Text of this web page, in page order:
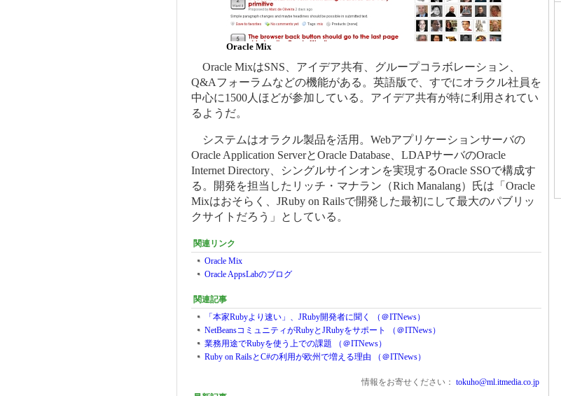
Oracle Mix
Oracle MixはSNS、アイデア共有、グループコラボレーション、
Q&Aフォーラムなどの機能がある。英語版で、すでにオラクル社員を
中心に1500人ほどが参加している。アイデア共有が特に利用されてい
るようだ。
システムはオラクル製品を活用。Webアプリケーションサーバの
Oracle Application ServerとOracle Database、LDAPサーバのOracle
Internet Directory、シングルサインオンを実現するOracle SSOで構成す
る。開発を担当したリッチ・マナラン（Rich Manalang）氏は「Oracle
Mixはおそらく、JRuby on Railsで開発した最初にして最大のパブリッ
クサイトだろう」としている。
関連リンク
Oracle Mix
Oracle AppsLabのブログ
関連記事
「本家Rubyより速い」、JRuby開発者に聞く （＠ITNews）
NetBeansコミュニティがRubyとJRubyをサポート （＠ITNews）
業務用途でRubyを使う上での課題 （＠ITNews）
Ruby on RailsとC#の利用が欧州で増える理由 （＠ITNews）
情報をお寄せください： tokuho@ml.itmedia.co.jp